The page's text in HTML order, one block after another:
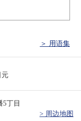
＞ 用语集
元
5丁目
> 周边地图